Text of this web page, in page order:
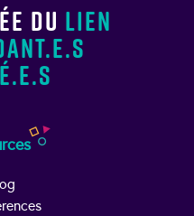
du lien